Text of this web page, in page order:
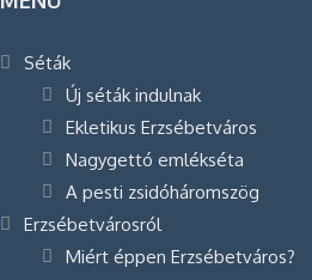
Séták
Új séták indulnak
Ekletikus Erzsébetváros
Nagygettó emlékséta
A pesti zsidóháromszög
Erzsébetvárosról
Miért éppen Erzsébetváros?